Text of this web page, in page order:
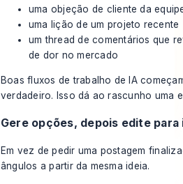
uma objeção de cliente da
uma lição de um projeto recente
um thread de comentários que
de dor no mercado
Boas fluxos de trabalho de IA
verdadeiro. Isso dá ao rascunho uma
Gere opções, depois edite
Em vez de pedir uma postagem
ângulos a partir da mesma ideia.